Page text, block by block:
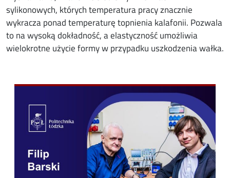
sylikonowych, których temperatura pracy znacznie
wykracza ponad temperaturę topnienia kalafonii. Pozwala
to na wysoką dokładność, a elastyczność umożliwia
wielokrotne użycie formy w przypadku uszkodzenia wałka.
Image